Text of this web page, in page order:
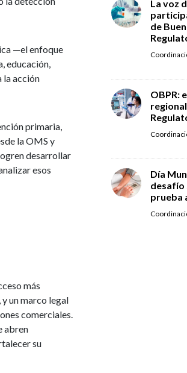
—el enfoque
educación,
la acción
primaria,
la OMS y
desarrollar
esos
más
un marco legal
comerciales.
abren
su
La voz
de
OBPR:
Día
desafío
prueba